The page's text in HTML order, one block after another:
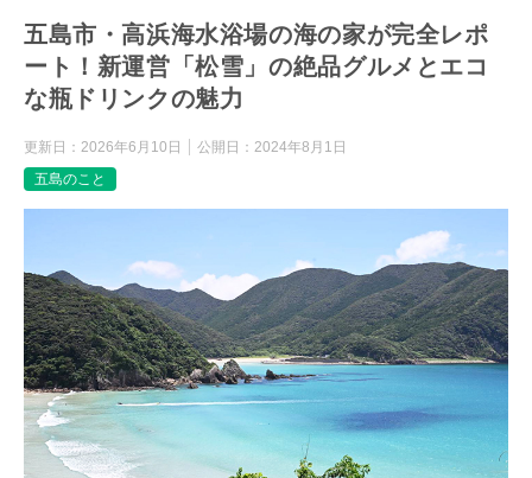
五島市・高浜海水浴場の海の家が完全レポ
ート！新運営「松雪」の絶品グルメとエコ
な瓶ドリンクの魅力
更新日： 2026年6月10日 公開日： 2024年8月1日
五島のこと